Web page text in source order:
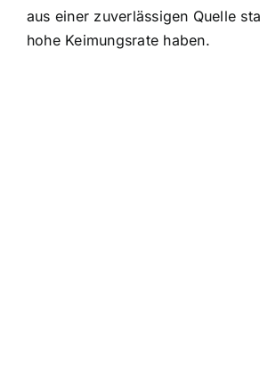
aus einer zuverlässigen Quelle
hohe Keimungsrate haben.